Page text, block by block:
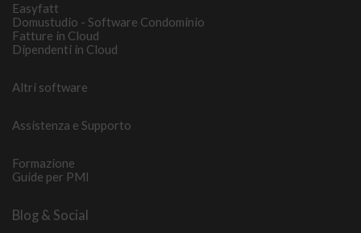
Easyfatt
Domustudio - Software Condominio
Fatture in Cloud
Dipendenti in Cloud
Altri software
Assistenza e Supporto
Formazione
Guide per PMI
Blog & Social